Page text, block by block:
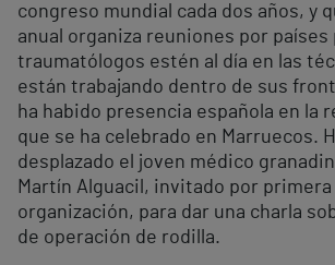
congreso mundial cada dos años, y
anual organiza reuniones por países
traumatólogos estén al día en las
están trabajando dentro de sus
ha habido presencia española en la
que se ha celebrado en Marruecos.
desplazado el joven médico
Martín Alguacil, invitado por primera
organización, para dar una charla
de operación de rodilla.